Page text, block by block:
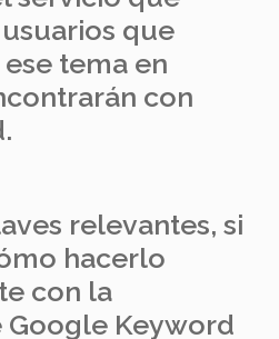
que
tema en
con
relevantes, si
hacerlo
con la
Keyword